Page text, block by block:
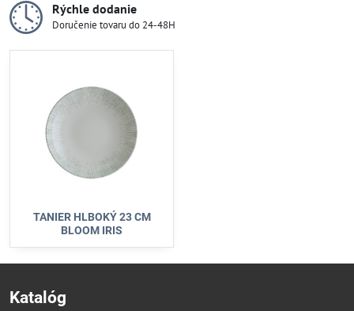
Rýchle dodanie
Doručenie tovaru do 24-48H
TANIER HLBOKÝ 23 CM
BLOOM IRIS
Katalóg